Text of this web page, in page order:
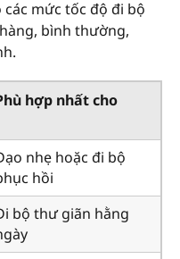
các mức tốc độ đi bộ
bình thường,
hợp nhất cho
nhẹ hoặc đi bộ
hồi
bộ thư giãn hằng